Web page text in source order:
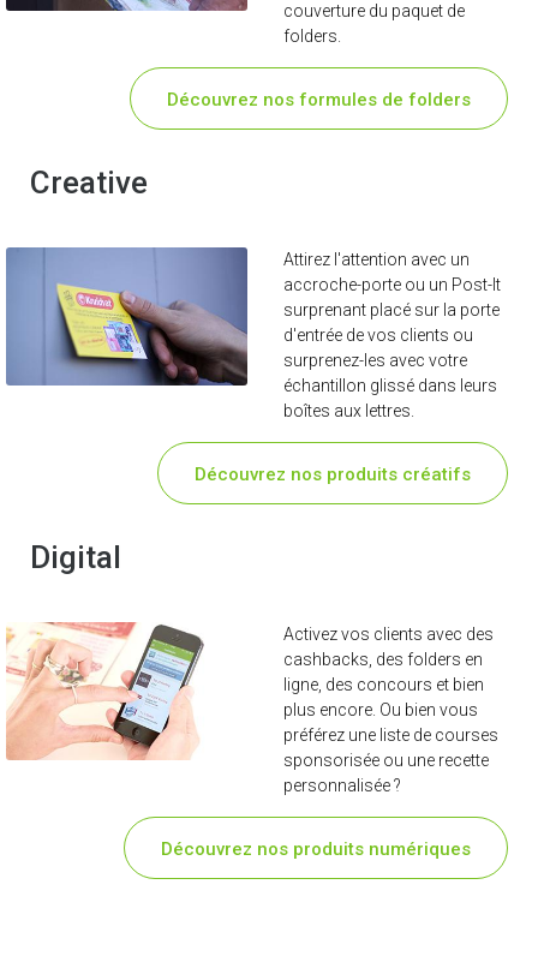
couverture du paquet de
folders.
Découvrez nos formules de folders
Creative
Attirez l'attention avec un
accroche-porte ou un Post-It
surprenant placé sur la porte
d'entrée de vos clients ou
surprenez-les avec votre
échantillon glissé dans leurs
boîtes aux lettres.
Découvrez nos produits créatifs
Digital
Activez vos clients avec des
cashbacks, des folders en
ligne, des concours et bien
plus encore. Ou bien vous
préférez une liste de courses
sponsorisée ou une recette
personnalisée ?
Découvrez nos produits numériques